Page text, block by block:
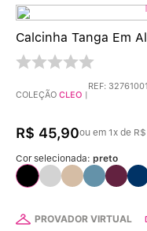
Calcinha Tanga Em
COLEÇÃO CLEO |
REF:
R$ 45,90ou em 1x de R$
Cor selecionada: preto
PROVADOR VIRTUAL
1º Sutiãs
2º Calcinhas
3 º Sutiã Bojo
4º Conjunto
º Calcinha
6º Calcinha